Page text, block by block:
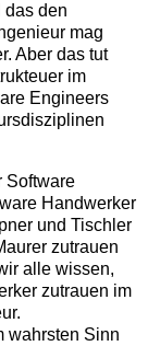
das den
mag
Aber das tut
im
Engineers
Software
Handwerker
und Tischler
zutrauen
alle wissen,
zutrauen im
wahrsten Sinn